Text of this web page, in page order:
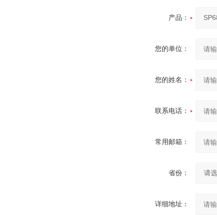
产品：
您的单位：
您的姓名：
联系电话：
常用邮箱：
省份：
详细地址：